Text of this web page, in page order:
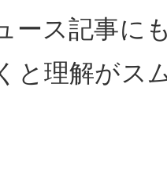
ース記事に
と理解がス